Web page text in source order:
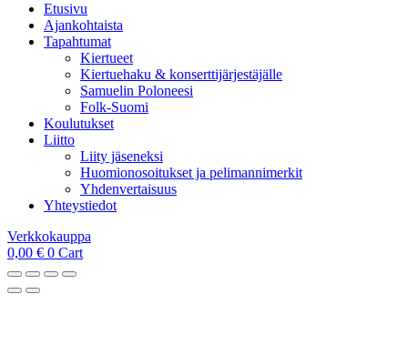
Etusivu
Ajankohtaista
Tapahtumat
Kiertueet
Kiertuehaku & konserttijärjestäjälle
Samuelin Poloneesi
Folk-Suomi
Koulutukset
Liitto
Liity jäseneksi
Huomionosoitukset ja pelimannimerkit
Yhdenvertaisuus
Yhteystiedot
Verkkokauppa
0,00 € 0 Cart